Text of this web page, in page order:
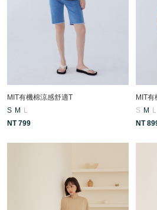
MIT有機棉涼感舒適T
S M
L
NT 799
MIT
S M
L
NT